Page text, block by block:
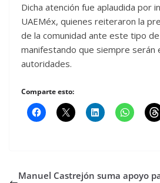
Dicha atención fue aplaudida por
UAEMéx, quienes reiteraron la
de la comunidad ante este tipo
manifestando que siempre serán
autoridades.
Comparte esto:
Manuel Castrejón suma apoyo